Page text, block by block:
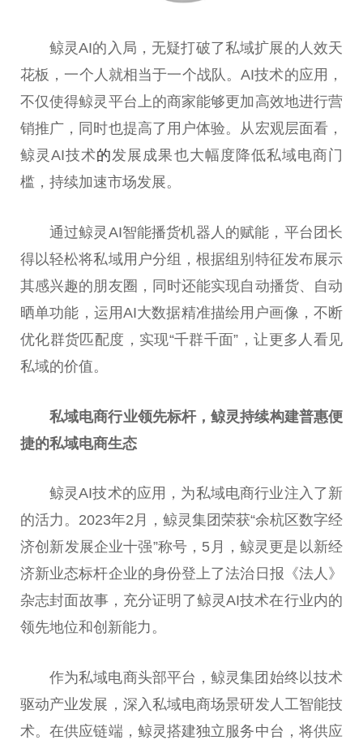
鲸灵AI的入局，无疑打破了私域扩展的人效天
花板，一个人就相当于一个战队。AI技术的应用，
不仅使得鲸灵平台上的商家能够更加高效地进行营
销推广，同时也提高了用户体验。从宏观层面看，
鲸灵AI技术的发展成果也大幅度降低私域电商门
槛，持续加速市场发展。
通过鲸灵AI智能播货机器人的赋能，平台团长
得以轻松将私域用户分组，根据组别特征发布展示
其感兴趣的朋友圈，同时还能实现自动播货、自动
晒单功能，运用AI大数据精准描绘用户画像，不断
优化群货匹配度，实现“千群千面”，让更多人看见
私域的价值。
私域电商行业领先标杆，鲸灵持续构建普惠便
捷的私域电商生态
鲸灵AI技术的应用，为私域电商行业注入了新
的活力。2023年2月，鲸灵集团荣获“余杭区数字经
济创新发展企业十强”称号，5月，鲸灵更是以新经
济新业态标杆企业的身份登上了法治日报《法人》
杂志封面故事，充分证明了鲸灵AI技术在行业内的
领先地位和创新能力。
作为私域电商头部平台，鲸灵集团始终以技术
驱动产业发展，深入私域电商场景研发人工智能技
术。在供应链端，鲸灵搭建独立服务中台，将供应